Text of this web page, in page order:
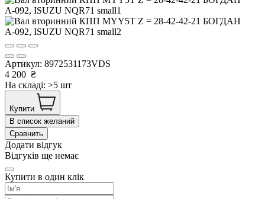
Артикул: 8972531173VDS
4 200 ₴
На складі: >5 шт
Купити
В список желаний
Сравнить
Додати відгук
Відгуків ще немає
Купити в один клік